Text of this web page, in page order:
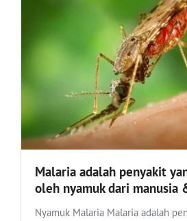
Malaria adalah penyakit
oleh nyamuk dari manusia
Nyamuk Malaria Malaria adalah